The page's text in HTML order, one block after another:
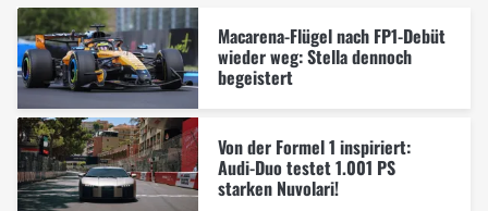
Macarena-Flügel nach FP1-Debüt
wieder weg: Stella dennoch
begeistert
Von der Formel 1 inspiriert:
Audi-Duo testet 1.001 PS
starken Nuvolari!